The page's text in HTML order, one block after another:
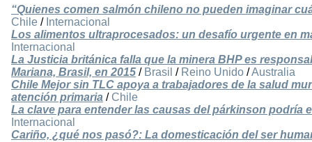
“Quienes comen salmón chileno no pueden imaginar
Chile / Internacional
Los alimentos ultraprocesados: un desafío urgente en
Internacional
La Justicia británica falla que la minera BHP es
Mariana, Brasil, en 2015 / Brasil / Reino Unido /Australia
Chile Mejor sin TLC apoya a trabajadores de la salud
atención primaria / Chile
La clave para entender las causas del párkinson podría
Internacional
Cariño, ¿qué nos pasó?: La domesticación del ser